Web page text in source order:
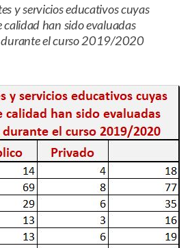
y servicios educativos cuyas
calidad han sido evaluadas
durante el curso 2019/2020